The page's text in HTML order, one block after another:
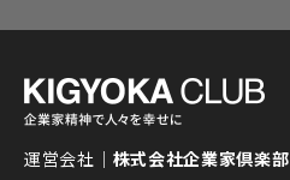
運営会社｜ 株式会社企業家倶楽部